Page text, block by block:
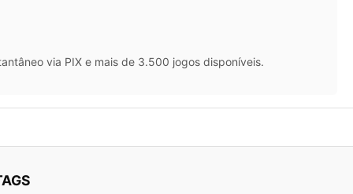
via PIX e mais de 3.500 jogos disponíveis.